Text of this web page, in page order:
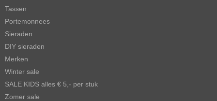
Tassen
Portemonnees
Sieraden
DIY sieraden
Merken
Winter sale
SALE KIDS alles € 5,- per stuk
Zomer sale